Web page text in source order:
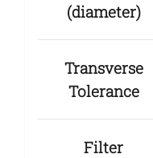
(diameter)
Transverse
Tolerance
Filter